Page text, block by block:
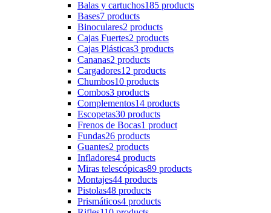
Balas y cartuchos185 products
Bases7 products
Binoculares2 products
Cajas Fuertes2 products
Cajas Plásticas3 products
Cananas2 products
Cargadores12 products
Chumbos10 products
Combos3 products
Complementos14 products
Escopetas30 products
Frenos de Bocas1 product
Fundas26 products
Guantes2 products
Infladores4 products
Miras telescópicas89 products
Montajes44 products
Pistolas48 products
Prismáticos4 products